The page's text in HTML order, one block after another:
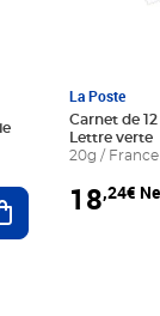
Ajouter au panier
La Poste
Carnet de
Lettre verte
20g / France
18,24€